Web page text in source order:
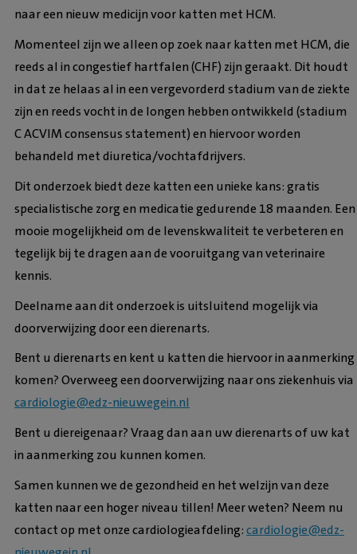
naar een nieuw medicijn voor katten met HCM.
Momenteel zijn we alleen op zoek naar katten met HCM, die
reeds al in congestief hartfalen (CHF) zijn geraakt. Dit houdt
in dat ze helaas al in een vergevorderd stadium van de ziekte
zijn en reeds vocht in de longen hebben ontwikkeld (stadium
C ACVIM consensus statement) en hiervoor worden
behandeld met diuretica/vochtafdrijvers.
Dit onderzoek biedt deze katten een unieke kans: gratis
specialistische zorg en medicatie gedurende 18 maanden. Een
mooie mogelijkheid om de levenskwaliteit te verbeteren en
tegelijk bij te dragen aan de vooruitgang van veterinaire
kennis.
Deelname aan dit onderzoek is uitsluitend mogelijk via
doorverwijzing door een dierenarts.
Bent u dierenarts en kent u katten die hiervoor in aanmerking
komen? Overweeg een doorverwijzing naar ons ziekenhuis via
cardiologie@edz-nieuwegein.nl
Bent u diereigenaar? Vraag dan aan uw dierenarts of uw kat
in aanmerking zou kunnen komen.
Samen kunnen we de gezondheid en het welzijn van deze
katten naar een hoger niveau tillen! Meer weten? Neem nu
contact op met onze cardiologieafdeling:cardiologie@edz-